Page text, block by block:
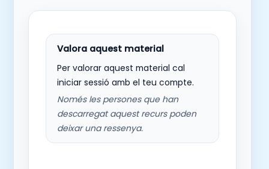
Per valorar aquest material cal
iniciar sessió amb el teu compte.
Només les persones que han
descarregat aquest recurs poden
deixar una ressenya.